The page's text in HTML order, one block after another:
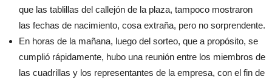
que las tablillas del callejón de la plaza, tampoco mostraron
las fechas de nacimiento, cosa extraña, pero no sorprendente.
En horas de la mañana, luego del sorteo, que a propósito, se
cumplió rápidamente, hubo una reunión entre los miembros de
las cuadrillas y los representantes de la empresa, con el fin de